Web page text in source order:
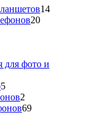
1414
2020
для фото и
55
товаров
2
товара
6969